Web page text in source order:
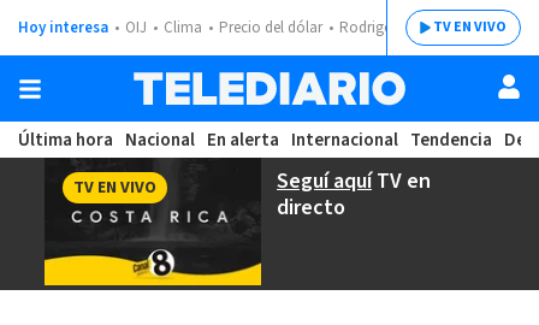
Hoy interesa OIJ Clima Precio del dólar Rodrigo ChavesTV EN VIVO
Última hora Nacional En alerta Internacional Tendencia
Seguí aquíTV en
directo
TV EN VIVO